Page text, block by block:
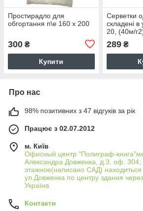
Простирадло для
обгортання п\е 160 х 200
300 ₴
Купити
Серветки
складені в
20, (40м/
289₴
Про нас
98% позитивних з 47 відгуків за рік
Працює з 02.07.2012
м. Київ
Офисный центр "Полиграф-
Александра Довженка, д.3, оф. 304;
этажное(написано САД) находиться
ул.Довженка по центру здания через
Україна
Контакти